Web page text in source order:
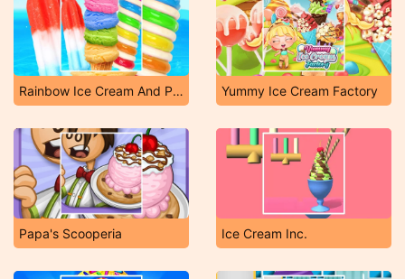
Rainbow Ice Cream And Popsicles Yummy Ice Cream Factory
Papa's Scooperia Ice Cream Inc.